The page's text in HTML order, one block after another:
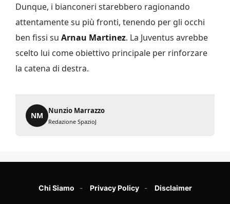
Dunque, i bianconeri starebbero ragionando
attentamente su più fronti, tenendo per gli occhi
ben fissi su Arnau Martinez. La Juventus avrebbe
scelto lui come obiettivo principale per rinforzare
la catena di destra.
NM
Nunzio Marrazzo
Redazione SpazioJ
Chi Siamo Privacy Policy Disclaimer